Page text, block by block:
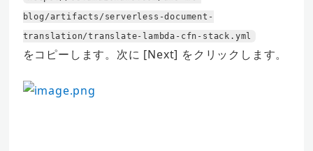
blog/artifacts/serverless-document-
translation/translate-lambda-cfn-stack.yml
をコピーします。次に [Next] をクリックします。